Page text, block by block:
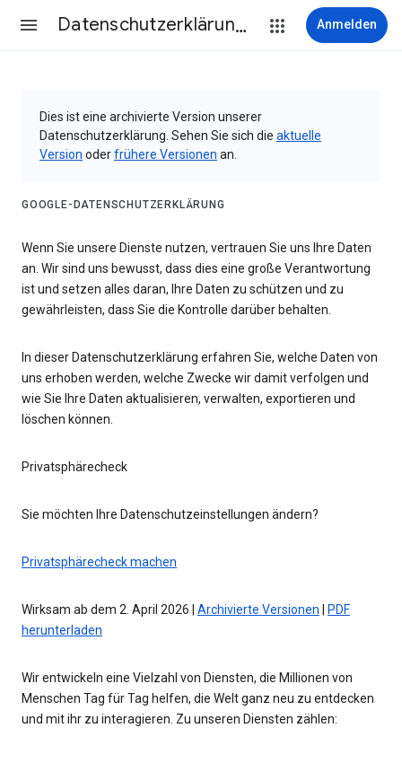
Datenschutzerklärung & Nutzungsbedingungen Anmelden
Dies ist eine archivierte Version unserer
Datenschutzerklärung. Sehen Sie sich die aktuelle
Version oderfrühere Versionen an.
GOOGLE-DATENSCHUTZERKLÄRUNG
Wenn Sie unsere Dienste nutzen, vertrauen Sie uns Ihre Daten
an. Wir sind uns bewusst, dass dies eine große Verantwortung
ist und setzen alles daran, Ihre Daten zu schützen und zu
gewährleisten, dass Sie die Kontrolle darüber behalten.
In dieser Datenschutzerklärung erfahren Sie, welche Daten von
uns erhoben werden, welche Zwecke wir damit verfolgen und
wie Sie Ihre Daten aktualisieren, verwalten, exportieren und
löschen können.
Privatsphärecheck
Sie möchten Ihre Datenschutzeinstellungen ändern?
Privatsphärecheck machen
Wirksam ab dem 2. April 2026 | Archivierte Versionen
PDF
herunterladen
Wir entwickeln eine Vielzahl von Diensten, die Millionen von
Menschen Tag für Tag helfen, die Welt ganz neu zu entdecken
und mit ihr zu interagieren. Zu unseren Diensten zählen: